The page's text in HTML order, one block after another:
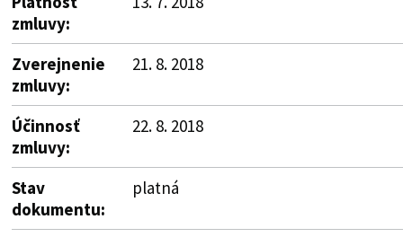
zmluvy:
Zverejnenie
zmluvy:
21. 8. 2018
Účinnosť
zmluvy:
22. 8. 2018
Stav
dokumentu:
platná